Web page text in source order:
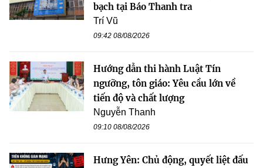
bạch tại Báo Thanh tra
Trí Vũ
09:42 08/08/2026
Hướng dẫn thi hành Luật Tín
ngưỡng, tôn giáo: Yêu cầu lớn về
tiến độ và chất lượng
Nguyễn Thanh
09:10 08/08/2026
Hưng Yên: Chủ động, quyết liệt đấu